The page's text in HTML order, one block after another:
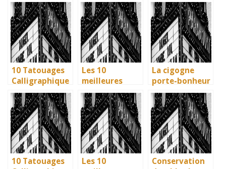
méthodes
écologiques du
British
Museum
Phrases
Uniques pour
immortaliser
vos amitiés
méthodes
écologiques du
British
Museum
10 Tatouages
Calligraphique
s : Citations et
Phrases
Uniques pour
immortaliser
vos amitiés
Les 10
meilleures
villes d’Italie à
visiter en 2025
: Ravenne, la
ville aux huit
monuments
UNESCO
La cigogne
porte-bonheur
: que dit la
légende ? Son
influence dans
la littérature
enfantine
10 Tatouages
Les 10
Conservation